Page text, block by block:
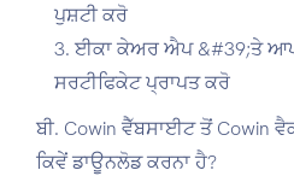
ਪੁਸ਼ਟੀ ਕਰੋ
ਈਕਾ ਕੇਅਰ ਐਪ &#39;ਤੇ
ਸਰਟੀਫਿਕੇਟ ਪ੍ਰਾਪਤ ਕਰੋ
ਬੀ. Cowin ਵੈੱਬਸਾਈਟ ਤੋਂ Cowin
ਕਿਵੇਂ ਡਾਊਨਲੋਡ ਕਰਨਾ ਹੈ?